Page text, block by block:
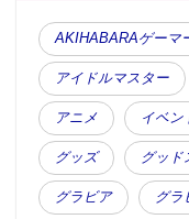
AKIHABARAゲーマ
アイドルマスター
アニメ イベン
グッズ グッド
グラビア グラ